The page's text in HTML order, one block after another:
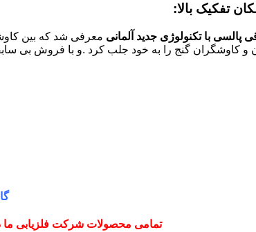
تفکیک بالا:
با تکنولوژی جدید آلمانی معرفی شد که بین
و کاوشگران گنج را به خود جلب کرد .و با فروش
تمامی محصولات شرکت فلزیابی ما